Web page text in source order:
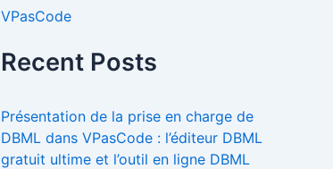
VPasCode
Recent Posts
Présentation de la prise en charge de
DBML dans VPasCode : l’éditeur DBML
gratuit ultime et l’outil en ligne DBML